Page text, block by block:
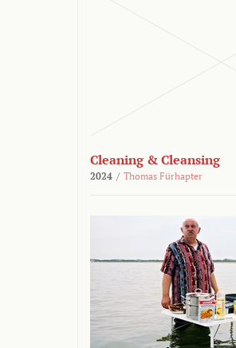
Cleaning & Cleansing
2024 / Thomas Fürhapter